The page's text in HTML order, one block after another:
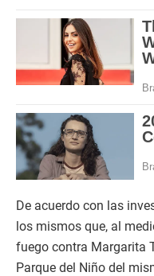
De acuerdo con las
los mismos que, al
fuego contra Margarita
Parque del Niño del